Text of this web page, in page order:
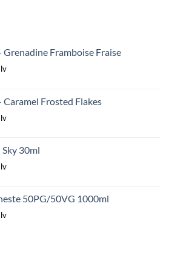
Grenadine Framboise Fraise
Caramel Frosted Flakes
30ml
50PG/50VG 1000ml